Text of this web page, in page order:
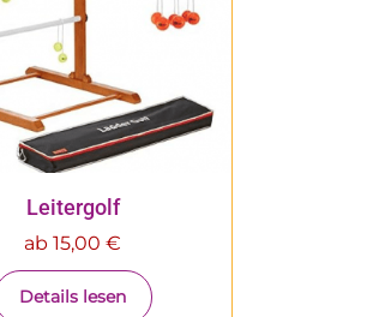
Leitergolf
ab15,00€
Details lesen